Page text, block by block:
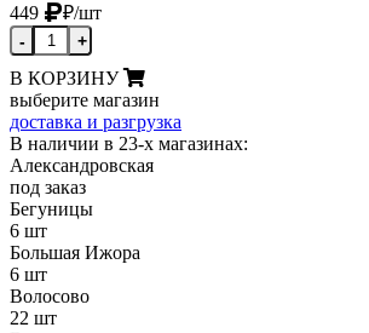
449
₽/шт
- +
В КОРЗИНУ
выберите магазин
доставка и разгрузка
В наличии в 23-х магазинах:
Александровская
под заказ
Бегуницы
6 шт
Большая Ижора
6 шт
Волосово
22 шт